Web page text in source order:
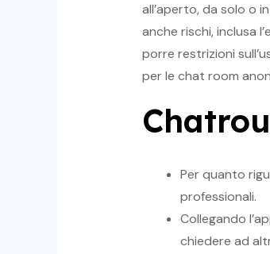
all’aperto, da solo o
anche rischi, inclusa
porre restrizioni
per le chat room
Per quanto
professionali.
Collegando
chiedere ad